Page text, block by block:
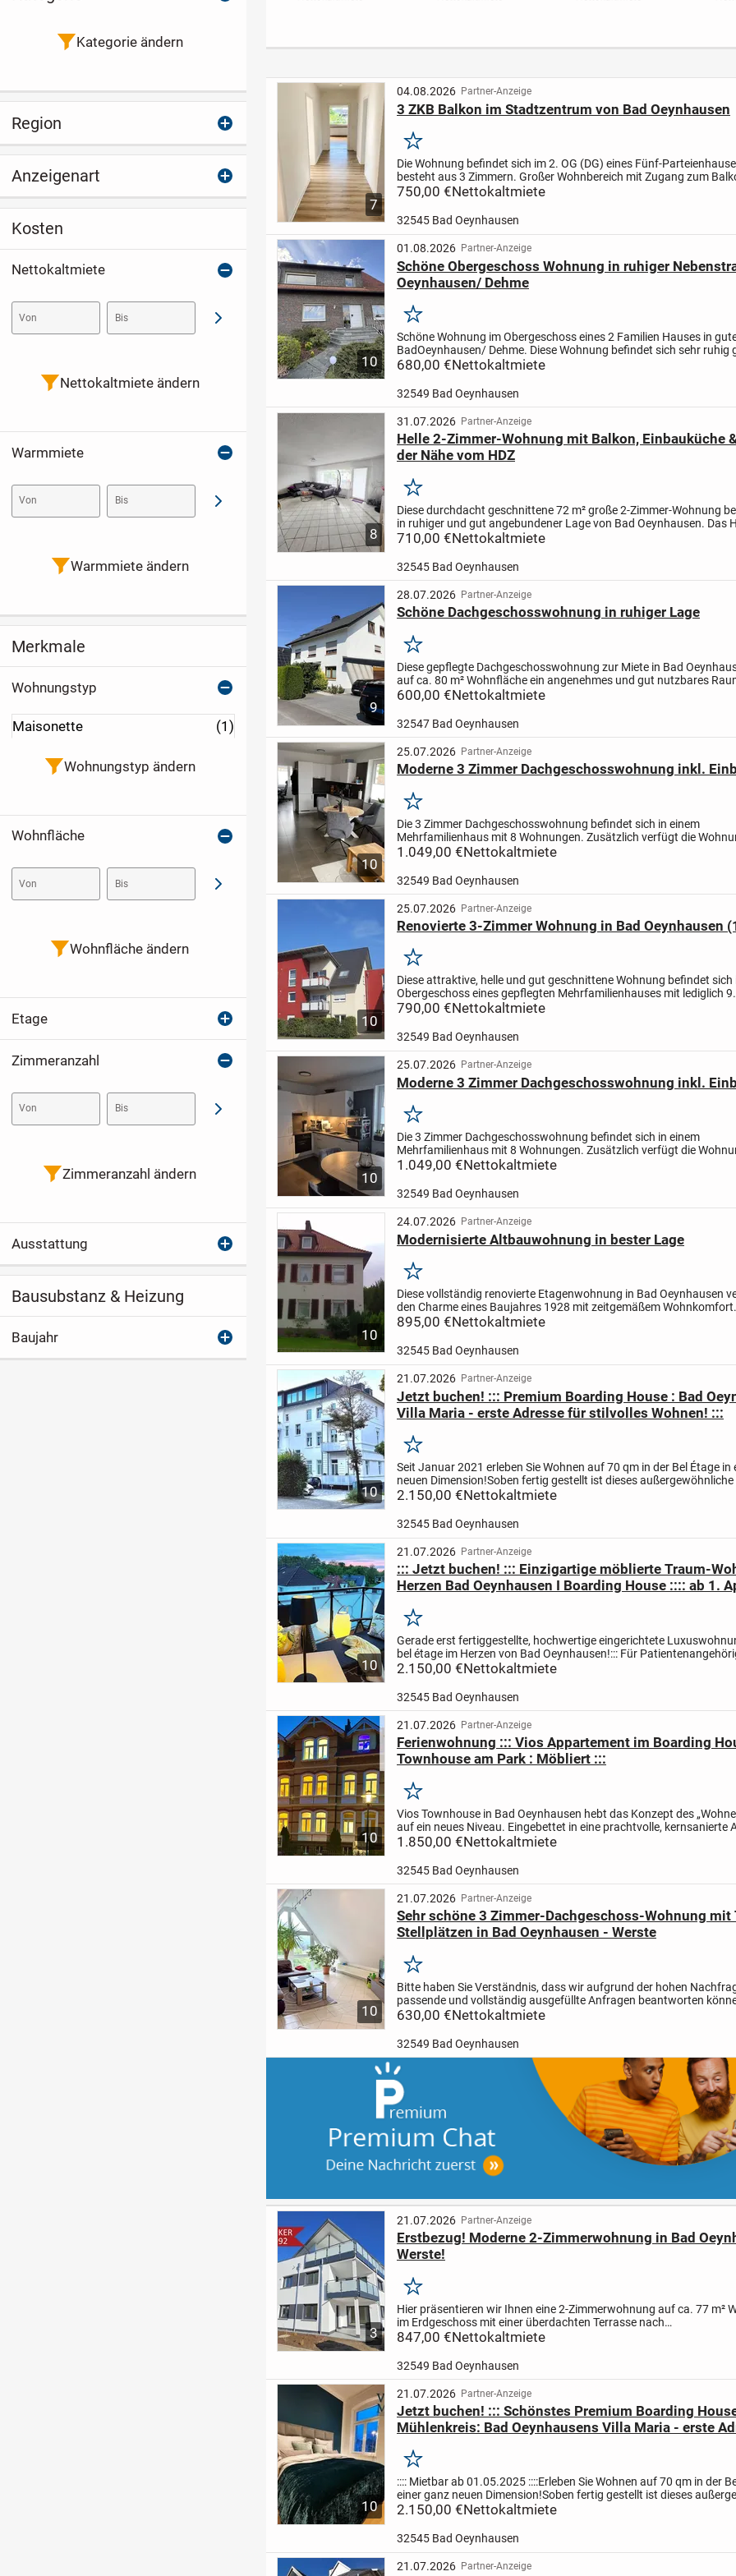
NUR an berufstätige
sofort zu vermieten
7
04.08.2026 Partner-Anzeige
3 ZKB Balkon im Stadtzentrum von Bad Oeynhausen
Merken
Die Wohnung befindet sich im 2. OG (DG) eines Fünf-
besteht aus 3 Zimmern. Großer Wohnbereich mit Zugang zum
Schlafzimmer, Arbeitszimmer, Diele, Wannen-Bad und Küche. Im...
750,00 €Nettokaltmiete
32545 Bad Oeynhausen
10
01.08.2026 Partner-Anzeige
Schöne Obergeschoss Wohnung in ruhiger
Oeynhausen/ Dehme
Merken
Schöne Wohnung im Obergeschoss eines 2 Familien Hauses in
BadOeynhausen/ Dehme. Diese Wohnung befindet sich sehr ruhig
einer Nebenstraße. Ein großzügiger Wohn/ Essbereich,...
680,00 €Nettokaltmiete
32549 Bad Oeynhausen
8
31.07.2026 Partner-Anzeige
Helle 2-Zimmer-Wohnung mit Balkon, Einbauküche
der Nähe vom HDZ
Merken
Diese durchdacht geschnittene 72 m² große 2-Zimmer-Wohnung
in ruhiger und gut angebundener Lage von Bad Oeynhausen. Das
der Wohnung ist das großzügige Wohnzimmer mit direkt...
710,00 €Nettokaltmiete
32545 Bad Oeynhausen
9
28.07.2026 Partner-Anzeige
Schöne Dachgeschosswohnung in ruhiger Lage
Merken
Diese gepflegte Dachgeschosswohnung zur Miete in Bad
auf ca. 80 m² Wohnfläche ein angenehmes und gut nutzbares
Die Wohnung befindet sich in einem im Jahr 1974 erbauten...
600,00 €Nettokaltmiete
32547 Bad Oeynhausen
10
25.07.2026 Partner-Anzeige
Moderne 3 Zimmer Dachgeschosswohnung inkl.
Merken
Die 3 Zimmer Dachgeschosswohnung befindet sich in einem
Mehrfamilienhaus mit 8 Wohnungen. Zusätzlich verfügt die
einen großzügigen Balkon. Ein Gemeinschaftsraum für das
1.049,00 €Nettokaltmiete
32549 Bad Oeynhausen
10
25.07.2026 Partner-Anzeige
Renovierte 3-Zimmer Wohnung in Bad Oeynhausen
Merken
Diese attraktive, helle und gut geschnittene Wohnung befindet sich
Obergeschoss eines gepflegten Mehrfamilienhauses mit lediglich 9
Wohneinheiten. Die angenehme Hausgemeinschaft und die ruhige...
790,00 €Nettokaltmiete
32549 Bad Oeynhausen
10
25.07.2026 Partner-Anzeige
Moderne 3 Zimmer Dachgeschosswohnung inkl.
Merken
Die 3 Zimmer Dachgeschosswohnung befindet sich in einem
Mehrfamilienhaus mit 8 Wohnungen. Zusätzlich verfügt die
einen großzügigen Balkon. Ein Gemeinschaftsraum für das
1.049,00 €Nettokaltmiete
32549 Bad Oeynhausen
10
24.07.2026 Partner-Anzeige
Modernisierte Altbauwohnung in bester Lage
Merken
Diese vollständig renovierte Etagenwohnung in Bad Oeynhausen
den Charme eines Baujahres 1928 mit zeitgemäßem
100 m² Wohnfläche bietet sie ein großzügiges, repräsentative...
895,00 €Nettokaltmiete
32545 Bad Oeynhausen
10
21.07.2026 Partner-Anzeige
Jetzt buchen! ::: Premium Boarding House : Bad
Villa Maria - erste Adresse für stilvolles Wohnen! :::
Merken
Seit Januar 2021 erleben Sie Wohnen auf 70 qm in der Bel Étage in
neuen Dimension!Soben fertig gestellt ist dieses außergewöhnliche
einer historischen Denkmal-Villa mitten in der...
2.150,00 €Nettokaltmiete
32545 Bad Oeynhausen
10
21.07.2026 Partner-Anzeige
::: Jetzt buchen! ::: Einzigartige möblierte Traum-
Herzen Bad Oeynhausen I Boarding House :::: ab 1.
Merken
Gerade erst fertiggestellte, hochwertige eingerichtete
bel étage im Herzen von Bad Oeynhausen!::: Für
wunderschönes, hochwertiges und sehr zentrales...
2.150,00 €Nettokaltmiete
32545 Bad Oeynhausen
10
21.07.2026 Partner-Anzeige
Ferienwohnung ::: Vios Appartement im Boarding
Townhouse am Park : Möbliert :::
Merken
Vios Townhouse in Bad Oeynhausen hebt das Konzept des
auf ein neues Niveau. Eingebettet in eine prachtvolle, kernsanierte
die in absoluter Bestlage direkt am Kurpark...
1.850,00 €Nettokaltmiete
32545 Bad Oeynhausen
10
21.07.2026 Partner-Anzeige
Sehr schöne 3 Zimmer-Dachgeschoss-Wohnung mit
Stellplätzen in Bad Oeynhausen - Werste
Merken
Bitte haben Sie Verständnis, dass wir aufgrund der hohen
passende und vollständig ausgefüllte Anfragen beantworten
K 3290Sehr schöne 4 Zimmer-Dachgeschoss-Wohnung mit...
630,00 €Nettokaltmiete
32549 Bad Oeynhausen
3
21.07.2026 Partner-Anzeige
Erstbezug! Moderne 2-Zimmerwohnung in Bad
Werste!
Merken
Hier präsentieren wir Ihnen eine 2-Zimmerwohnung auf ca. 77 m²
im Erdgeschoss mit einer überdachten Terrasse nach
Nord-/Westen.Raumaufteilung:
847,00 €Nettokaltmiete
32549 Bad Oeynhausen
10
21.07.2026 Partner-Anzeige
Jetzt buchen! ::: Schönstes Premium Boarding
Mühlenkreis: Bad Oeynhausens Villa Maria - erste
Merken
:::: Mietbar ab 01.05.2025 ::::Erleben Sie Wohnen auf 70 qm in der
einer ganz neuen Dimension!Soben fertig gestellt ist dieses
Projekt einer historischen Denkmal-Vill...
2.150,00 €Nettokaltmiete
32545 Bad Oeynhausen
21.07.2026 Partner-Anzeige
Kategorie ändern
Region
Anzeigenart
Kosten
Nettokaltmiete
Von Bis Abschicken
Nettokaltmiete ändern
Warmmiete
Von Bis Abschicken
Warmmiete ändern
Merkmale
Wohnungstyp
Maisonette (1)
Wohnungstyp ändern
Wohnfläche
Von Bis Abschicken
Wohnfläche ändern
Etage
Zimmeranzahl
Von Bis Abschicken
Zimmeranzahl ändern
Ausstattung
Bausubstanz & Heizung
Baujahr